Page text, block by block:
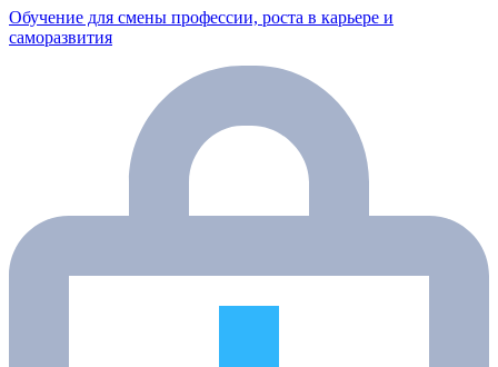
Обучение для смены профессии, роста в карьере и
саморазвития